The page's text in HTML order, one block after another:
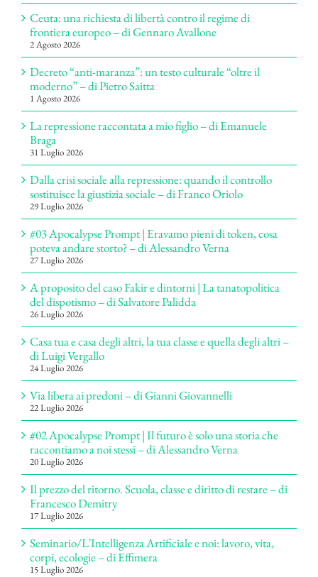
Ceuta: una richiesta di libertà contro il regime di
frontiera europeo – di Gennaro Avallone
2 Agosto 2026
Decreto “anti-maranza”: un testo culturale “oltre il
moderno” – di Pietro Saitta
1 Agosto 2026
La repressione raccontata a mio figlio – di Emanuele
Braga
31 Luglio 2026
Dalla crisi sociale alla repressione: quando il controllo
sostituisce la giustizia sociale – di Franco Oriolo
29 Luglio 2026
#03 Apocalypse Prompt | Eravamo pieni di token, cosa
poteva andare storto? – di Alessandro Verna
27 Luglio 2026
A proposito del caso Fakir e dintorni | La tanatopolitica
del dispotismo – di Salvatore Palidda
26 Luglio 2026
Casa tua e casa degli altri, la tua classe e quella degli altri –
di Luigi Vergallo
24 Luglio 2026
Via libera ai predoni – di Gianni Giovannelli
22 Luglio 2026
#02 Apocalypse Prompt | Il futuro è solo una storia che
raccontiamo a noi stessi – di Alessandro Verna
20 Luglio 2026
Il prezzo del ritorno. Scuola, classe e diritto di restare – di
Francesco Demitry
17 Luglio 2026
Seminario/L’Intelligenza Artificiale e noi: lavoro, vita,
corpi, ecologie – di Effimera
15 Luglio 2026